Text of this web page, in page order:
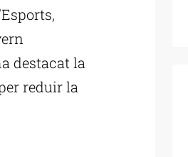
destacat la
reduir la